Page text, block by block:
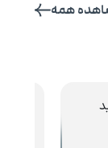
همه